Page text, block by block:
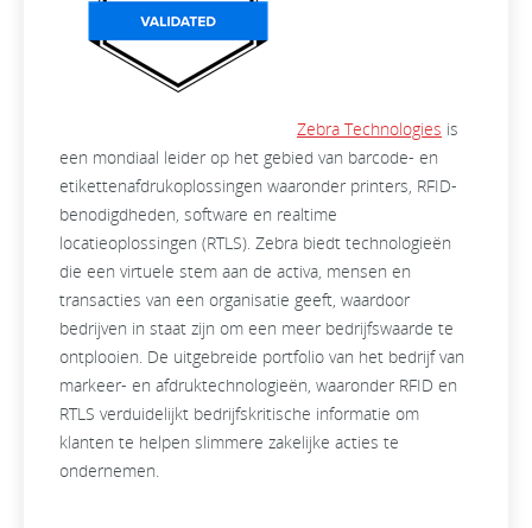
Zebra Technologies is
een mondiaal leider op het gebied van barcode- en
etikettenafdrukoplossingen waaronder printers, RFID-
benodigdheden, software en realtime
locatieoplossingen (RTLS). Zebra biedt technologieën
die een virtuele stem aan de activa, mensen en
transacties van een organisatie geeft, waardoor
bedrijven in staat zijn om een meer bedrijfswaarde te
ontplooien. De uitgebreide portfolio van het bedrijf van
markeer- en afdruktechnologieën, waaronder RFID en
RTLS verduidelijkt bedrijfskritische informatie om
klanten te helpen slimmere zakelijke acties te
ondernemen.